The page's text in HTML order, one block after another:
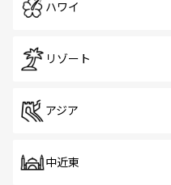
ハワイ
リゾート
アジア
中近東